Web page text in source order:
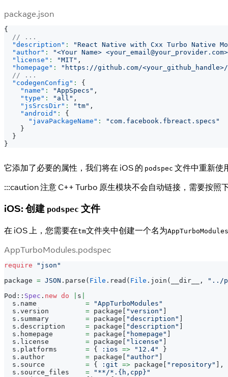
package.json
{
// ...
"description" :
"React Native with Cxx Turbo Native
"author" :
"<Your Name>
"license" : "MIT" ,
"homepage" :
"https://github.com/<your_github_handle>/
// ...
"codegenConfig" :
{
"name" : "AppSpecs" ,
"type" : "all" ,
"jsSrcsDir" : "tm" ,
"android" :
{
"javaPackageName" :
"com.facebook.fbreact.specs"
}
}
}
它添加了必要的属性，我们将在 iOS 的 podspec 文件中重新使
:::caution 注意 C++ Turbo 原生模块不会自动链接，需要按照
iOS: 创建 podspec 文件
在 iOS 上，您需要在tm文件夹中创建一个名为
AppTurboModules.podspec
require
"json"
package = JSON . parse ( File . read ( File . join ( __dir__ ,
"../
Pod :: Spec . new do s
  s
. name =
"AppTurboModules"
  s
. version = package "version"
  s
. summary = package "description"
  s
. description = package "description"
  s
. homepage = package "homepage"
  s
. license = package "license"
  s
. platforms = { :ios => "12.4"
}
  s
. author = package "author"
  s
. source = { :git => package "repository"
,
  s
. source_files =
"**/*.{h,cpp}"